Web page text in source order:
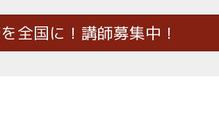
全国に！講師募集中！